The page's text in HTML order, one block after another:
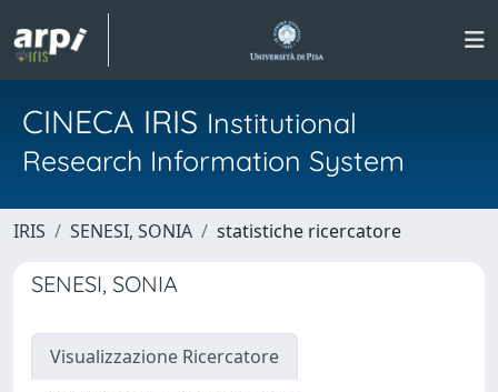
CINECA IRIS Institutional
Research Information System
IRIS SENESI, SONIA statistiche ricercatore
SENESI, SONIA
Visualizzazione Ricercatore